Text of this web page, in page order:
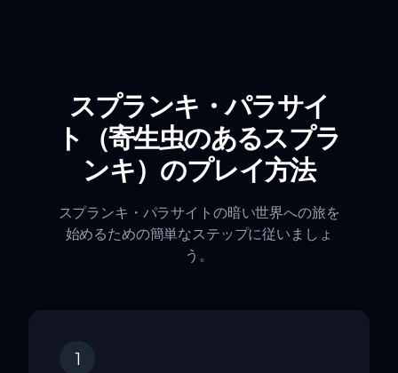
スプランキ・パラサイ
ト（寄生虫のあるスプラ
ンキ）のプレイ方法
スプランキ・パラサイトの暗い世界への旅を
始めるための簡単なステップに従いましょ
う。
1